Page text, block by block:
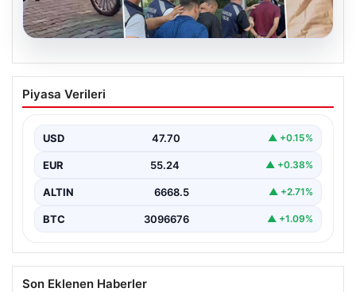
Rapçi Keskin’e Klipte Silah Kullanımı
Nedeniyle Gözaltı Şoku
gerçekleştirdiği klip çekimi sırasında silah kullanımı…
Piyasa Verileri
USD 47.70 ▲ +0.15%
EUR 55.24 ▲ +0.38%
ALTIN 6668.5 ▲ +2.71%
BTC 3096676 ▲ +1.09%
Son Eklenen Haberler